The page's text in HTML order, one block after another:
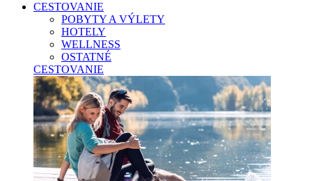
CESTOVANIE
POBYTY A VÝLETY
HOTELY
WELLNESS
OSTATNÉ
CESTOVANIE